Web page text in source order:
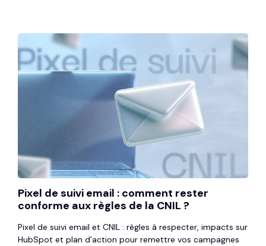
Pixel de suivi email : comment rester
conforme aux règles de la CNIL ?
Pixel de suivi email et CNIL : règles à respecter, impacts sur
HubSpot et plan d’action pour remettre vos campagnes